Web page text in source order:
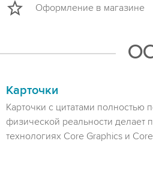
Оформление в магазине
Карточки
Карточки с цитатами
физической реальности делает
технологиях Core Graphics и